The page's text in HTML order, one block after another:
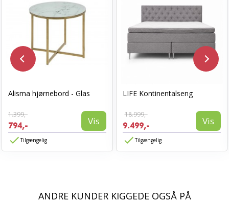
Alisma hjørnebord - Glas
1.399,-
794,- Vis
Tilgængelig
LIFE Kontinentalseng
18.999,-
9.499,- Vis
Tilgængelig
ANDRE KUNDER KIGGEDE OGSÅ PÅ